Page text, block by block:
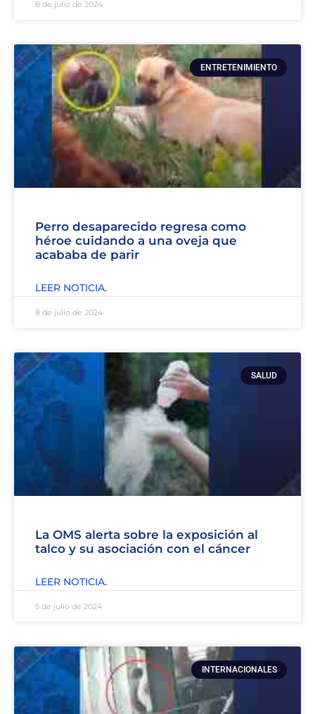
8 de julio de 2024
ENTRETENIMIENTO
Perro desaparecido regresa como
héroe cuidando a una oveja que
acababa de parir
LEER NOTICIA.
8 de julio de 2024
SALUD
La OMS alerta sobre la exposición al
talco y su asociación con el cáncer
LEER NOTICIA.
5 de julio de 2024
INTERNACIONALES